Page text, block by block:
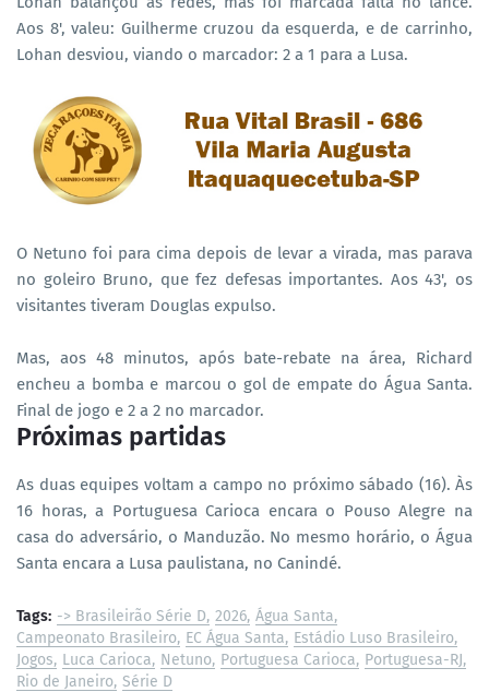
Aos 8', valeu: Guilherme cruzou da esquerda, e de carrinho,
Lohan desviou, viando o marcador: 2 a 1 para a Lusa.
O Netuno foi para cima depois de levar a virada, mas parava
no goleiro Bruno, que fez defesas importantes. Aos 43', os
visitantes tiveram Douglas expulso.
Mas, aos 48 minutos, após bate-rebate na área, Richard
encheu a bomba e marcou o gol de empate do Água Santa.
Final de jogo e 2 a 2 no marcador.
Próximas partidas
As duas equipes voltam a campo no próximo sábado (16). Às
16 horas, a Portuguesa Carioca encara o Pouso Alegre na
casa do adversário, o Manduzão. No mesmo horário, o Água
Santa encara a Lusa paulistana, no Canindé.
Tags: -> Brasileirão Série D 2026 Água Santa
Campeonato Brasileiro EC Água Santa Estádio Luso Brasileiro
Jogos Luca Carioca Netuno Portuguesa Carioca Portuguesa-RJ
Rio de Janeiro Série D